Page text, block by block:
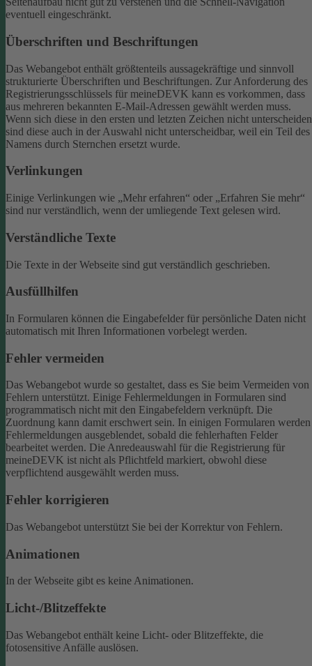
eventuell eingeschränkt.
Überschriften und Beschriftungen
Das Webangebot enthält größtenteils aussagekräftige und sinnvoll
strukturierte Überschriften und Beschriftungen. Zur Anforderung des
Registrierungsschlüssels für meineDEVK kann es vorkommen, dass
aus mehreren bekannten E-Mail-Adressen gewählt werden muss.
Wenn sich diese in den ersten und letzten Zeichen nicht
sind diese auch in der Auswahl nicht unterscheidbar, weil ein Teil des
Namens durch Sternchen ersetzt wurde.
Verlinkungen
Einige Verlinkungen wie „Mehr erfahren“ oder „Erfahren Sie mehr“
sind nur verständlich, wenn der umliegende Text gelesen wird.
Verständliche Texte
Die Texte in der Webseite sind gut verständlich geschrieben.
Ausfüllhilfen
In Formularen können die Eingabefelder für persönliche Daten nicht
automatisch mit Ihren Informationen vorbelegt werden.
Fehler vermeiden
Das Webangebot wurde so gestaltet, dass es Sie beim Vermeiden von
Fehlern unterstützt. Einige Fehlermeldungen in Formularen sind
programmatisch nicht mit den Eingabefeldern verknüpft. Die
Zuordnung kann damit erschwert sein. In einigen Formularen werden
Fehlermeldungen ausgeblendet, sobald die fehlerhaften Felder
bearbeitet werden. Die Anredeauswahl für die Registrierung für
meineDEVK ist nicht als Pflichtfeld markiert, obwohl diese
verpflichtend ausgewählt werden muss.
Fehler korrigieren
Das Webangebot unterstützt Sie bei der Korrektur von Fehlern.
Animationen
In der Webseite gibt es keine Animationen.
Licht-/Blitzeffekte
Das Webangebot enthält keine Licht- oder Blitzeffekte, die
fotosensitive Anfälle auslösen.